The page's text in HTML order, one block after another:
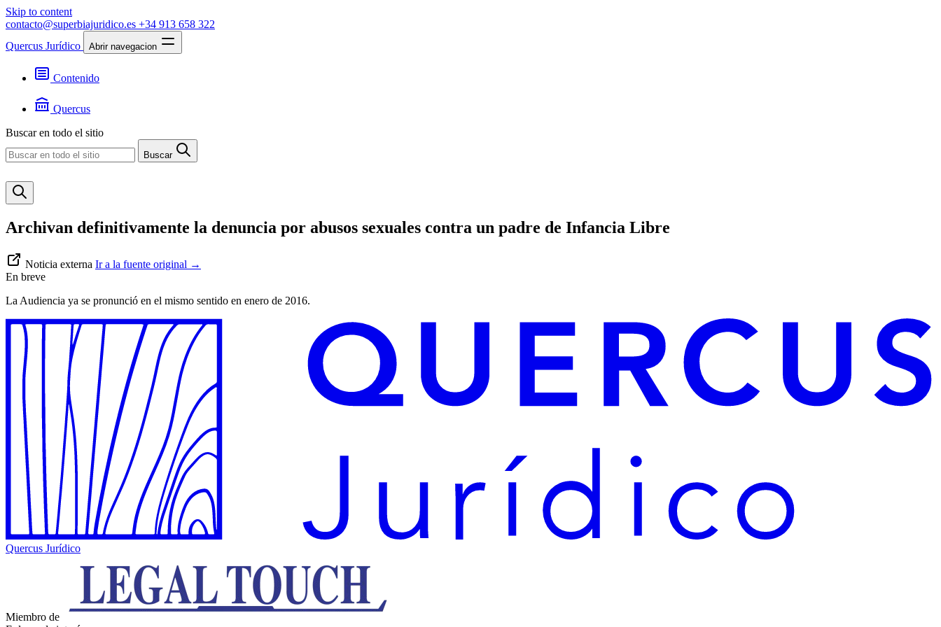
Skip to content
contacto@superbiajuridico.es +34 913 658 322
Quercus Jurídico
Abrir navegacion
Contenido
Noticias
Quercus
Contacto
Buscar en todo el sitio
Buscar
Archivan definitivamente la denuncia por abusos sexuales contra un padre de Infancia Libre
Noticia externa Ir a la fuente original →
En breve
La Audiencia ya se pronunció en el mismo sentido en enero de 2016.
Quercus Jurídico
Miembro de